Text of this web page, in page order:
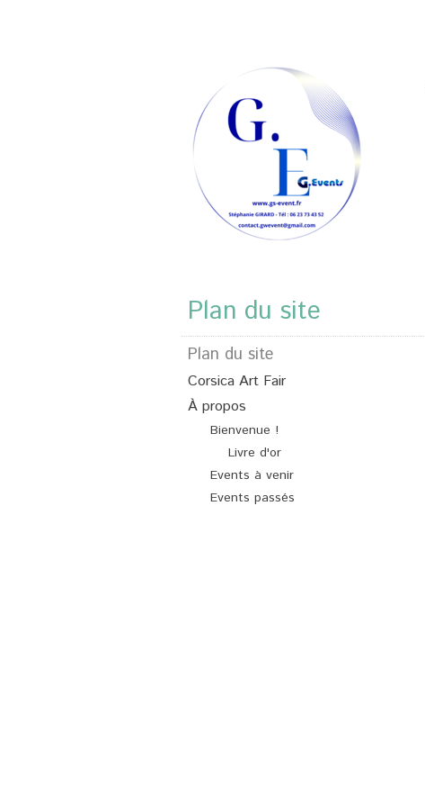
Plan du site
Plan du site
Corsica Art Fair
À propos
Bienvenue !
Livre d'or
Events à venir
Events passés